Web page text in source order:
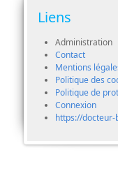
Liens
Administration
Contact
Mentions
Politique des
Politique de
Connexion
https://docteur-